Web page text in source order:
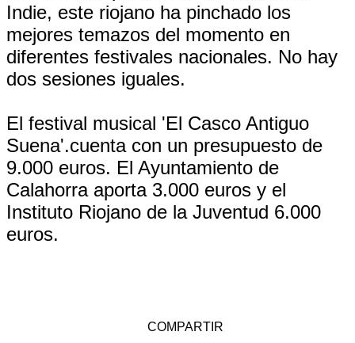
Indie, este riojano ha pinchado los
mejores temazos del momento en
diferentes festivales nacionales. No hay
dos sesiones iguales.
El festival musical 'El Casco Antiguo
Suena'.cuenta con un presupuesto de
9.000 euros. El Ayuntamiento de
Calahorra aporta 3.000 euros y el
Instituto Riojano de la Juventud 6.000
euros.
COMPARTIR